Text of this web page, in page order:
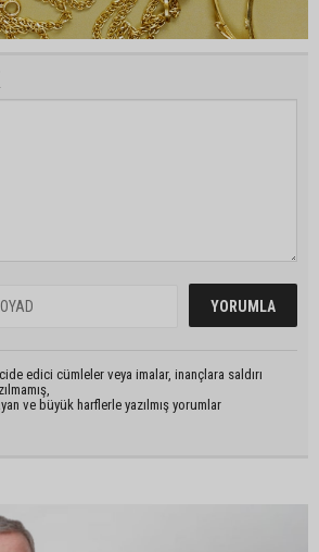
edici cümleler veya imalar, inançlara saldırı
ve büyük harflerle yazılmış yorumlar